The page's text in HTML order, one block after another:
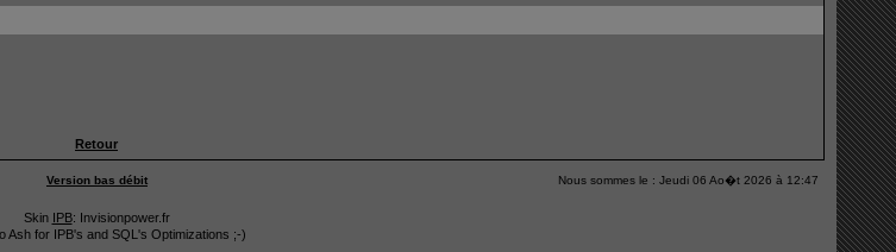
Retour
Version bas débit Nous sommes le : Jeudi 06 Ao�t 2026 à 12:47
Skin IPB: Invisionpower.fr
Ash for IPB's and SQL's Optimizations ;-)